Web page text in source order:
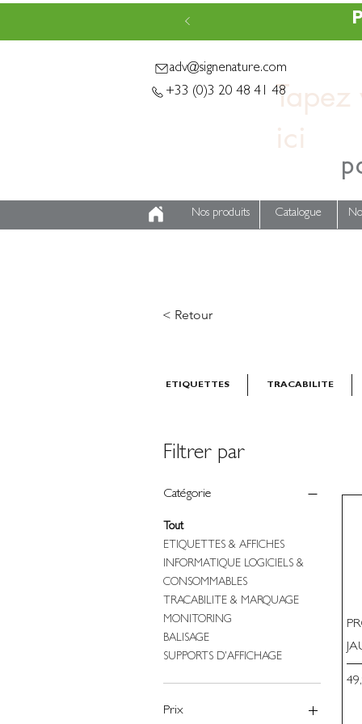
Tapez
adv@signenature.com
+33 (0)3 20 48 41 48
Nos produits Catalogue
< Retour
ETIQUETTES TRACABILITE
Filtrer par
Catégorie
Tout
ETIQUETTES & AFFICHES
INFORMATIQUE LOGICIELS &
CONSOMMABLES
TRACABILITE & MARQUAGE
MONITORING
BALISAGE
SUPPORTS D'AFFICHAGE
Prix